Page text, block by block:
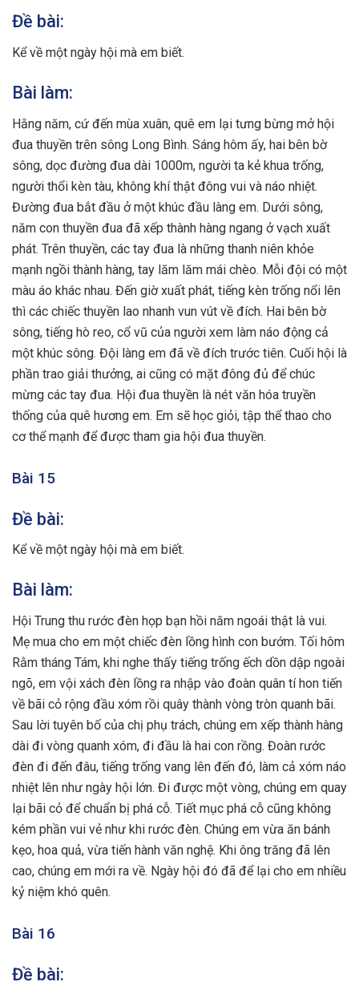
Đề bài:
Kể về một ngày hội mà em biết.
Bài làm:
Hằng năm, cứ đến mùa xuân, quê em lại tưng bừng mở hội
đua thuyền trên sông Long Bình. Sáng hôm ấy, hai bên bờ
sông, dọc đường đua dài 1000m, người ta kẻ khua trống,
người thổi kèn tàu, không khí thật đông vui và náo nhiệt.
Đường đua bắt đầu ở một khúc đầu làng em. Dưới sông,
năm con thuyền đua đã xếp thành hàng ngang ở vạch xuất
phát. Trên thuyền, các tay đua là những thanh niên khỏe
mạnh ngồi thành hàng, tay lăm lăm mái chèo. Mỗi đội có một
màu áo khác nhau. Đến giờ xuất phát, tiếng kèn trống nổi lên
thì các chiếc thuyền lao nhanh vun vút về đích. Hai bên bờ
sông, tiếng hò reo, cổ vũ của người xem làm náo động cả
một khúc sông. Đội làng em đã về đích trước tiên. Cuối hội là
phần trao giải thưởng, ai cũng có mặt đông đủ để chúc
mừng các tay đua. Hội đua thuyền là nét văn hóa truyền
thống của quê hương em. Em sẽ học giỏi, tập thể thao cho
cơ thể mạnh để được tham gia hội đua thuyền.
Bài 15
Đề bài:
Kể về một ngày hội mà em biết.
Bài làm:
Hội Trung thu rước đèn họp bạn hồi năm ngoái thật là vui.
Mẹ mua cho em một chiếc đèn lồng hình con bướm. Tối hôm
Rằm tháng Tám, khi nghe thấy tiếng trống ếch dồn dập ngoài
ngõ, em vội xách đèn lồng ra nhập vào đoàn quân tí hon tiến
về bãi cỏ rộng đầu xóm rồi quây thành vòng tròn quanh bãi.
Sau lời tuyên bố của chị phụ trách, chúng em xếp thành hàng
dài đi vòng quanh xóm, đi đầu là hai con rồng. Đoàn rước
đèn đi đến đâu, tiếng trống vang lên đến đó, làm cả xóm náo
nhiệt lên như ngày hội lớn. Đi được một vòng, chúng em quay
lại bãi cỏ để chuẩn bị phá cỗ. Tiết mục phá cỗ cũng không
kém phần vui vẻ như khi rước đèn. Chúng em vừa ăn bánh
kẹo, hoa quả, vừa tiến hành văn nghệ. Khi ông trăng đã lên
cao, chúng em mới ra về. Ngày hội đó đã để lại cho em nhiều
kỷ niệm khó quên.
Bài 16
Đề bài: